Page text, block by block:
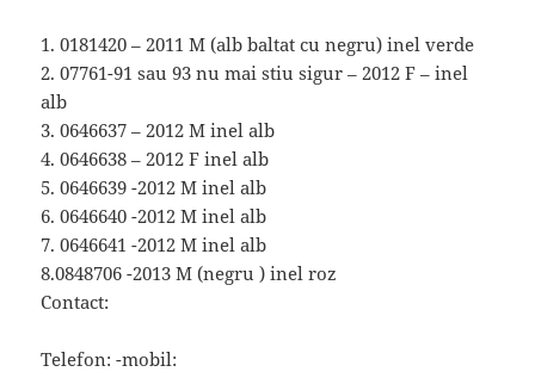
1. 0181420 – 2011 M (alb baltat cu negru) inel verde
2. 07761-91 sau 93 nu mai stiu sigur – 2012 F – inel
alb
3. 0646637 – 2012 M inel alb
4. 0646638 – 2012 F inel alb
5. 0646639 -2012 M inel alb
6. 0646640 -2012 M inel alb
7. 0646641 -2012 M inel alb
8.0848706 -2013 M (negru ) inel roz
Contact:
Telefon: -mobil: